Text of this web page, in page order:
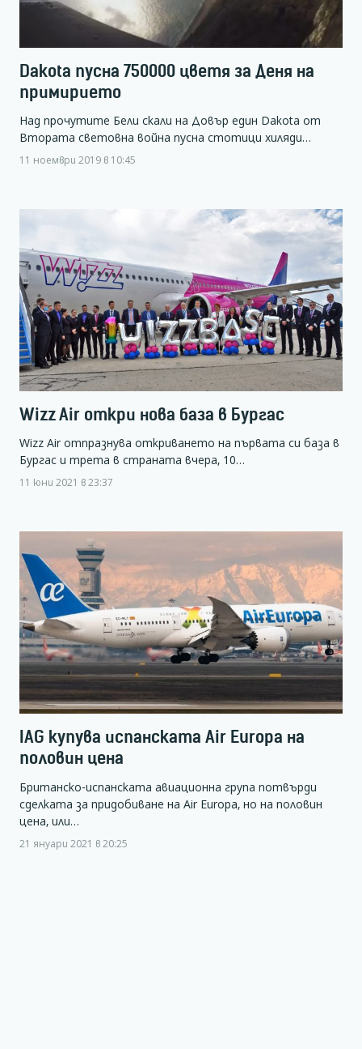
Dakota пусна 750000 цветя за Деня на
примирието
Над прочутите Бели скали на Довър един Dakota от
Втората световна война пусна стотици хиляди…
11 ноември 2019 в 10:45
Wizz Air откри нова база в Бургас
Wizz Air отпразнува откриването на първата си база в
Бургас и трета в страната вчера, 10…
11 юни 2021 в 23:37
IAG купува испанската Air Europa на
половин цена
Британско-испанската авиационна група потвърди
сделката за придобиване на Air Europa, но на половин
цена, или…
21 януари 2021 в 20:25